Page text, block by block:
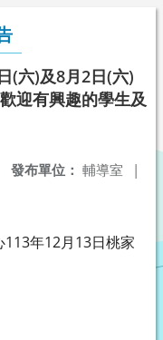
(六)及8月2日(六)
迎有興趣的學生及
發布單位： 輔導室 |
年12月13日桃家